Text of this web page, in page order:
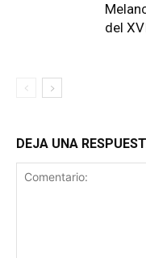
del
DEJA UNA